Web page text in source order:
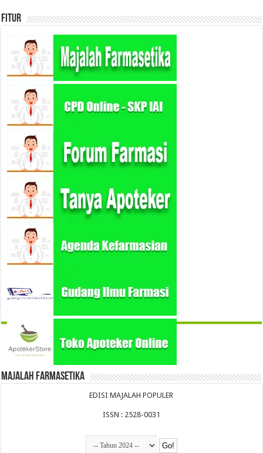
Fitur
Majalah Farmasetika
EDISI MAJALAH POPULER
ISSN : 2528-0031